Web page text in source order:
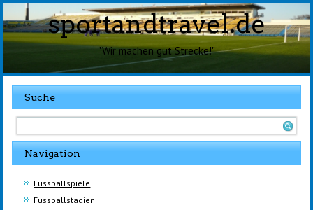
sportandtravel.de
"Wir machen gut Strecke!"
Suche
Navigation
Fussballspiele
Fussballstadien